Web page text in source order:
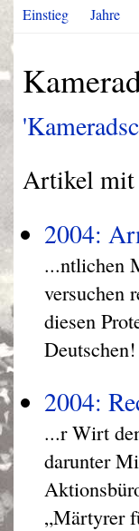
Einstieg Jahre
Artikel mit
2004:
...ntlichen
versuchen
diesen
2004:
...r Wirt
darunter
„Märtyrer